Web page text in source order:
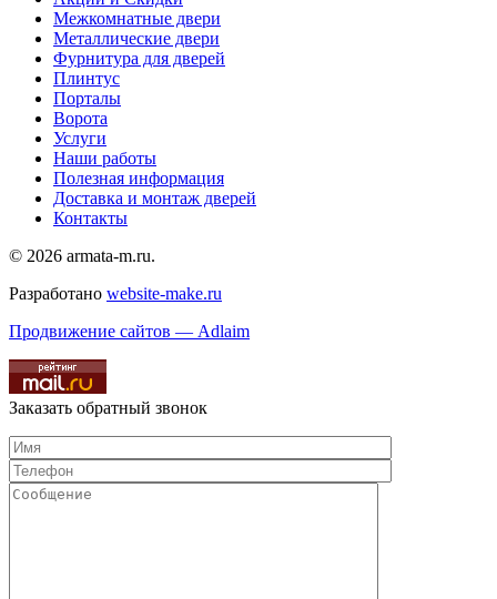
Межкомнатные двери
Металлические двери
Фурнитура для дверей
Плинтус
Порталы
Ворота
Услуги
Наши работы
Полезная информация
Доставка и монтаж дверей
Контакты
© 2026 armata-m.ru.
Разработано website-make.ru
Продвижение сайтов — Adlaim
Заказать обратный звонок